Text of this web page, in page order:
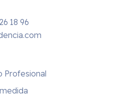
18 96
Profesional